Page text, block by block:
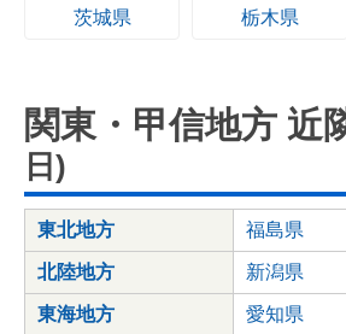
茨城県 栃木県
関東・甲信地方 近
日)
東北地方 福島県
北陸地方 新潟県
東海地方 愛知県